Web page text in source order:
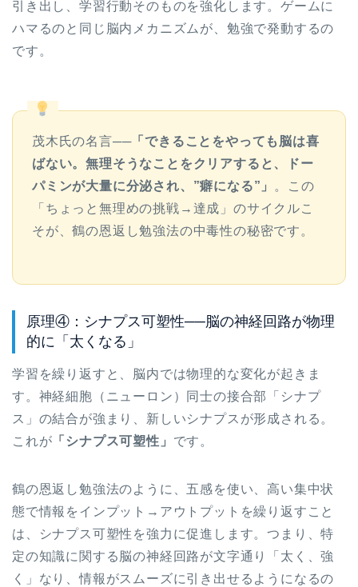
引き出し、学習行動そのものを強化します。ゲームに
ハマるのと同じ脳内メカニズムが、勉強で発動するの
です。
茂木氏の名言──「できることをやっても脳は喜
ばない。無理そうなことをクリアすると、ドー
パミンが大量に分泌され、”癖になる”」
。この
「ちょっと無理めの挑戦→達成」のサイクルこ
そが、鶴の恩返し勉強法の中毒性の秘密です。
原理④：シナプス可塑性──脳の神経回路が物理
的に「太くなる」
学習を繰り返すと、脳内では物理的な変化が起きま
す。神経細胞（ニューロン）同士の接合部「シナプ
ス」の結合が強まり、新しいシナプスが形成される。
これが 「シナプス可塑性」 です。
鶴の恩返し勉強法のように、五感を使い、高い集中状
態で情報をインプット→アウトプットを繰り返すこと
は、シナプス可塑性を強力に促進します。つまり、特
定の知識に関する脳の神経回路が文字通り「太く、強
く」なり、情報がスムーズに引き出せるようになるの